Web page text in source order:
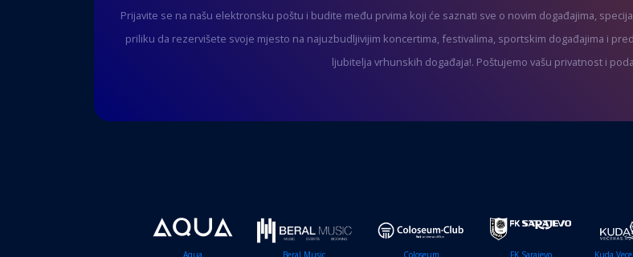
Prijavite se na našu elektronsku poštu i budite među prvima koji će saznati sve o novim događajima,
priliku da rezervišete svoje mjesto na najuzbudljivijim koncertima, festivalima, sportskim događajima i
ljubitelja vrhunskih događaja!. Poštujemo vašu privatnost i
Aqua Beral Music Coloseum FK Sarajevo Kuda